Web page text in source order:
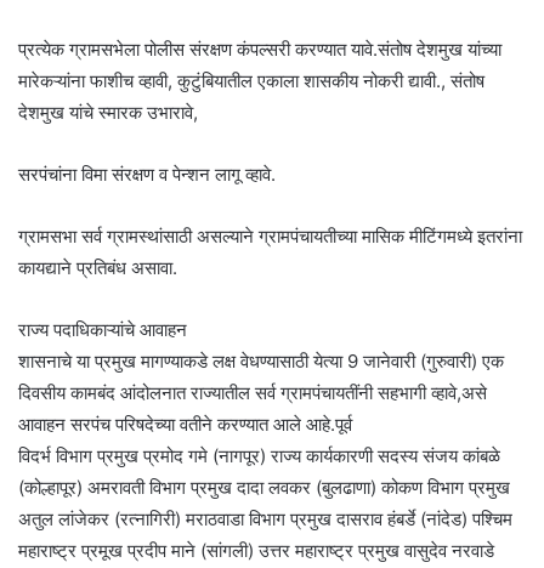
प्रत्येक ग्रामसभेला पोलीस संरक्षण कंपल्सरी करण्यात यावे.संतोष देशमुख यांच्या
मारेकऱ्यांना फाशीच व्हावी, कुटुंबियातील एकाला शासकीय नोकरी द्यावी., संतोष
देशमुख यांचे स्मारक उभारावे,
सरपंचांना विमा संरक्षण व पेन्शन लागू व्हावे.
ग्रामसभा सर्व ग्रामस्थांसाठी असल्याने ग्रामपंचायतीच्या मासिक मीटिंगमध्ये इतरांना
कायद्याने प्रतिबंध असावा.
राज्य पदाधिकाऱ्यांचे आवाहन
शासनाचे या प्रमुख मागण्याकडे लक्ष वेधण्यासाठी येत्या 9 जानेवारी (गुरुवारी) एक
दिवसीय कामबंद आंदोलनात राज्यातील सर्व ग्रामपंचायतींनी सहभागी व्हावे,असे
आवाहन सरपंच परिषदेच्या वतीने करण्यात आले आहे.पूर्व
विदर्भ विभाग प्रमुख प्रमोद गमे (नागपूर) राज्य कार्यकारणी सदस्य संजय कांबळे
(कोल्हापूर) अमरावती विभाग प्रमुख दादा लवकर (बुलढाणा) कोकण विभाग प्रमुख
अतुल लांजेकर (रत्नागिरी) मराठवाडा विभाग प्रमुख दासराव हंबर्डे (नांदेड) पश्चिम
महाराष्ट्र प्रमूख प्रदीप माने (सांगली) उत्तर महाराष्ट्र प्रमुख वासुदेव नरवाडे